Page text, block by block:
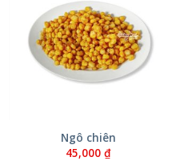
Ngô chiên
45,000 ₫